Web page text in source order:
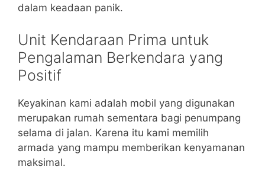
dalam keadaan panik.
Unit Kendaraan Prima untuk
Pengalaman Berkendara yang
Positif
Keyakinan kami adalah mobil yang digunakan
merupakan rumah sementara bagi penumpang
selama di jalan. Karena itu kami memilih
armada yang mampu memberikan kenyamanan
maksimal.